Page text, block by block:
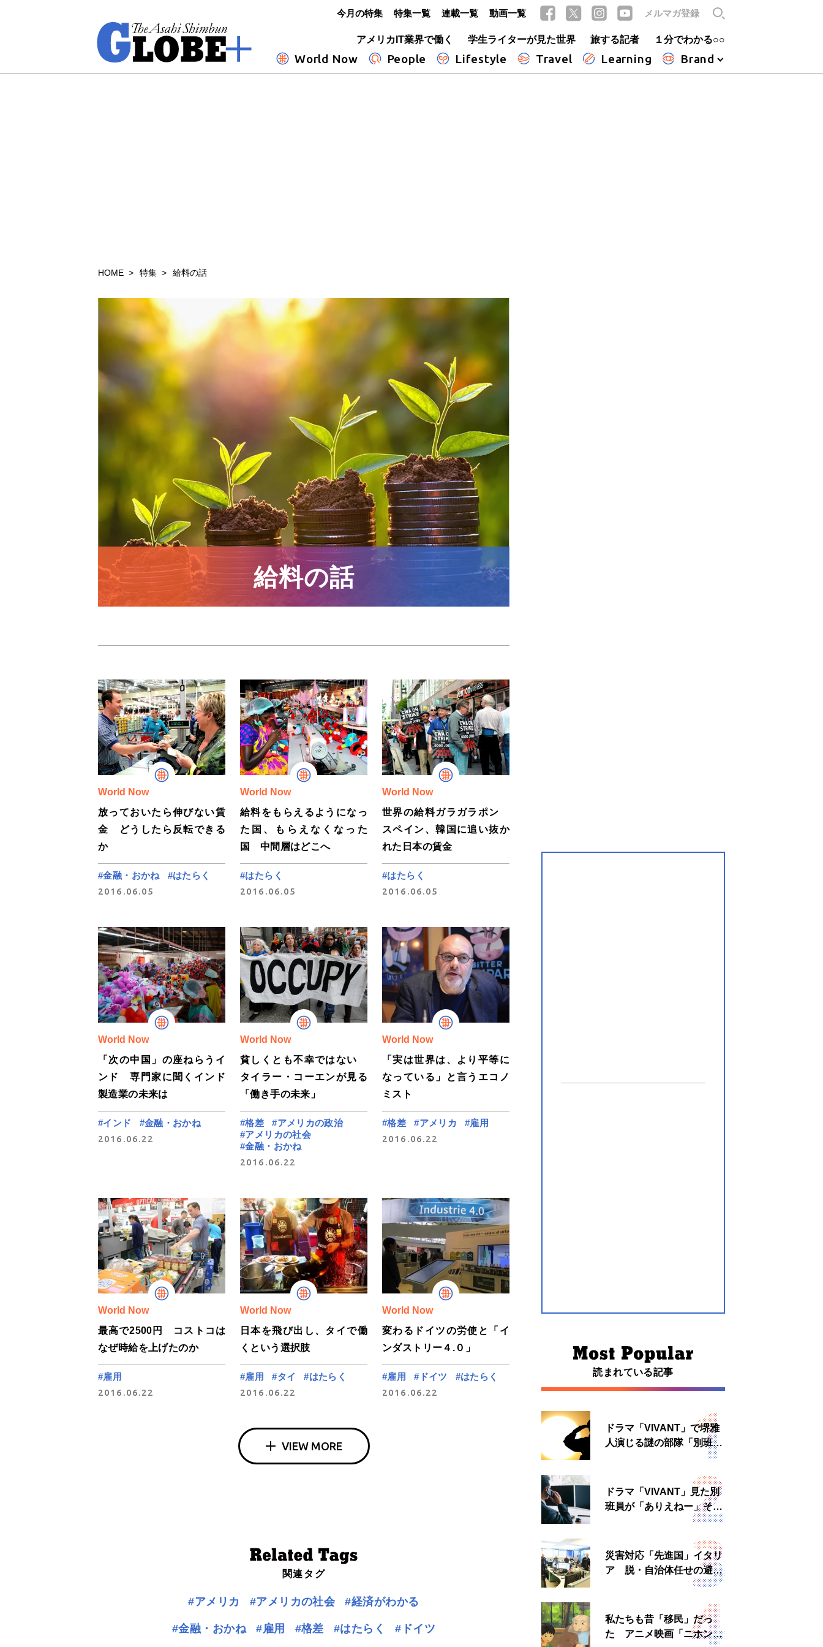
アメリカIT業界で働く
学生ライターが見た世界 旅する記者 １分でわかる○○
World Now People Lifestyle Travel Learning Brand
今月の特集 特集一覧 連載一覧 動画一覧 メルマガ登録
HOME 特集 給料の話
給料の話
World Now
放っておいたら伸びない賃
金 どうしたら反転できる
か
#金融・おかね
#はたらく
2016.06.05
World Now
給料をもらえるようになっ
た国、もらえなくなった
国 中間層はどこへ
#はたらく
2016.06.05
World Now
世界の給料ガラガラポン
スペイン、韓国に追い抜か
れた日本の賃金
#はたらく
2016.06.05
World Now
「次の中国」の座ねらうイ
ンド 専門家に聞くインド
製造業の未来は
#インド
#金融・おかね
2016.06.22
World Now
貧しくとも不幸ではない
タイラー・コーエンが見る
「働き手の未来」
#格差
#アメリカの政治
#アメリカの社会
#金融・おかね
2016.06.22
World Now
「実は世界は、より平等に
なっている」と言うエコノ
ミスト
#格差 #アメリカ
#雇用
2016.06.22
World Now
最高で2500円 コストコは
なぜ時給を上げたのか
#雇用
2016.06.22
World Now
日本を飛び出し、タイで働
くという選択肢
#雇用 #タイ
#はたらく
2016.06.22
World Now
変わるドイツの労使と「イ
ンダストリー４.０」
#雇用 #ドイツ
#はたらく
2016.06.22
VIEW MORE
関連タグ
#アメリカ #アメリカの社会 #経済がわかる
#金融・おかね #雇用 #格差 #はたらく #ドイツ
読まれている記事
ドラマ「VIVANT」で堺雅
人演じる謎の部隊「別班」
は実在する？内情知る人物
ドラマ「VIVANT」見た別
班員が「ありえねー」その
理由とは 非公然組織ゆえ
災害対応「先進国」イタリ
ア 脱・自治体任せの避難
所運営、被災者への温かい
私たちも昔「移民」だっ
た アニメ映画「ニホンジ